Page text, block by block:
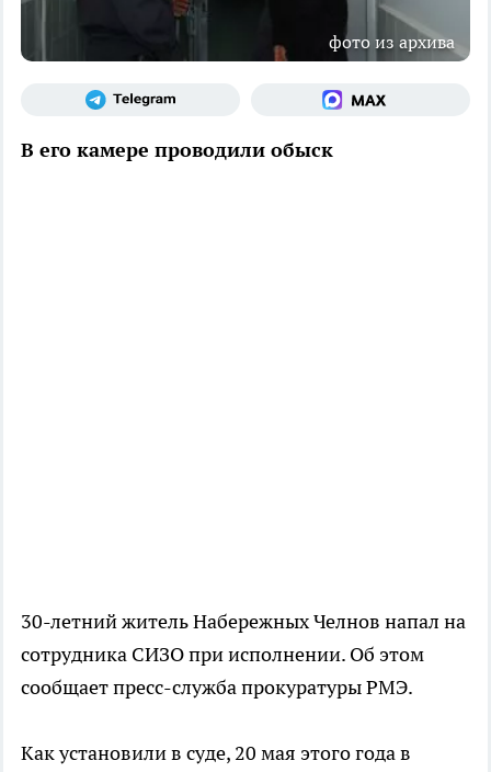
фото из архива
В его камере проводили обыск
30-летний житель Набережных Челнов напал на
сотрудника СИЗО при исполнении. Об этом
сообщает пресс-служба прокуратуры РМЭ.
Как установили в суде, 20 мая этого года в